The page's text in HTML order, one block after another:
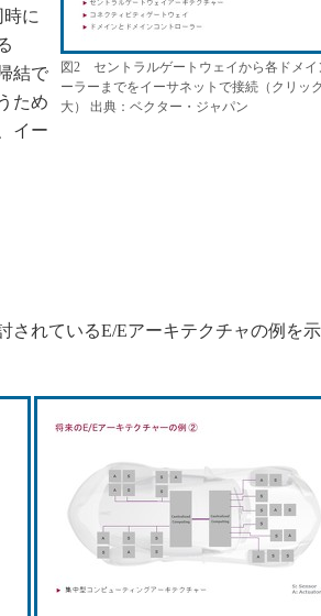
メイドインジャパン
植物工場
知財マネジメント
海外生産
図2 セントラルゲートウェイから各ドメイ
ーラーまでをイーサネットで接続（クリッ
大） 出典：ベクター・ジャパン
に
結で
ため
イー
れているE/Eアーキテクチャの例を示